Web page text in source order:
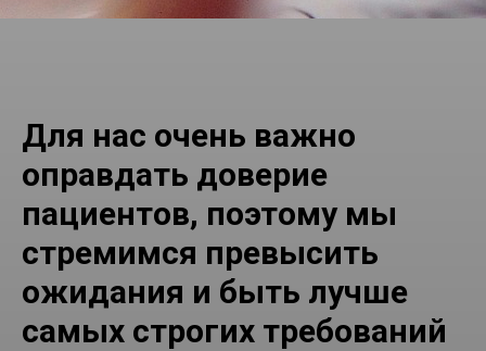
Для нас очень важно
оправдать доверие
пациентов, поэтому мы
стремимся превысить
ожидания и быть лучше
самых строгих требований